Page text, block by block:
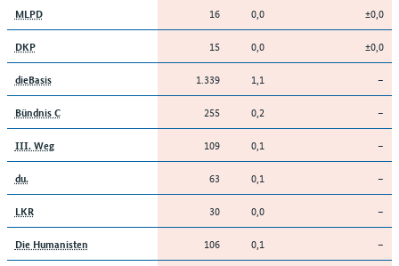
MLPD 16 0,0 ±0,0
DKP 15 0,0 ±0,0
dieBasis 1.339 1,1 –
Bündnis C 255 0,2 –
III. Weg 109 0,1 –
du. 63 0,1 –
LKR 30 0,0 –
Die Humanisten 106 0,1 –